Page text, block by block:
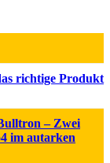
richtige Produkt
– Zwei
im autarken